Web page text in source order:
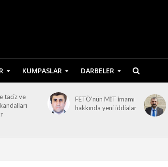
KUMPASLAR DARBELER
taciz ve
FETÖ’nün MİT imamı
hakkında yeni iddialar